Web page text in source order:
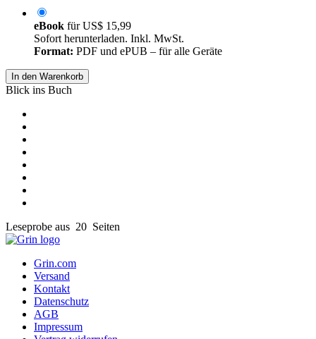
eBook fürUS$ 15,99
Sofort herunterladen. Inkl. MwSt.
Format: PDF und ePUB – für alle Geräte
In den Warenkorb
Blick ins Buch
Leseprobe aus 20 Seiten
Grin.com
Versand
Kontakt
Datenschutz
AGB
Impressum